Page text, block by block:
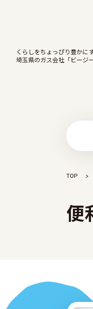
くらしをちょっぴり豊かに
埼玉県のガス会社「ビージ
TOP
便